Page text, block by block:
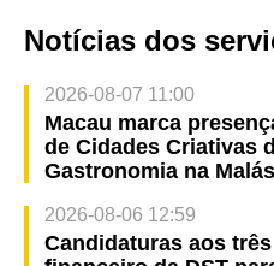
Notícias dos
2026-08-07 11:00
Macau marca
de Cidades Criativas
Gastronomia na
2026-08-06 12:59
Candidaturas aos